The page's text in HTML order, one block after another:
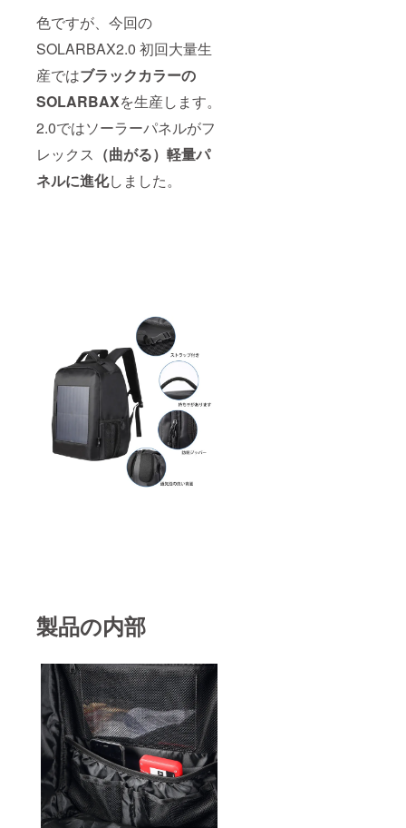
色ですが、今回の
SOLARBAX2.0 初回大量生
産ではブラックカラーの
SOLARBAXを生産します。
2.0ではソーラーパネルがフ
レックス （曲がる）軽量パ
ネルに進化しました。
製品の内部